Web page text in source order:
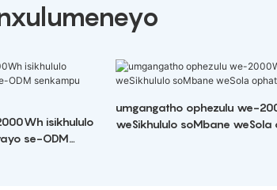
isikhululo
se-ODM
umgangatho ophezulu we-
weSikhululo soMbane